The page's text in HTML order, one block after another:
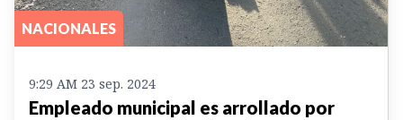
NACIONALES
9:29 AM 23 sep. 2024
Empleado municipal es arrollado por